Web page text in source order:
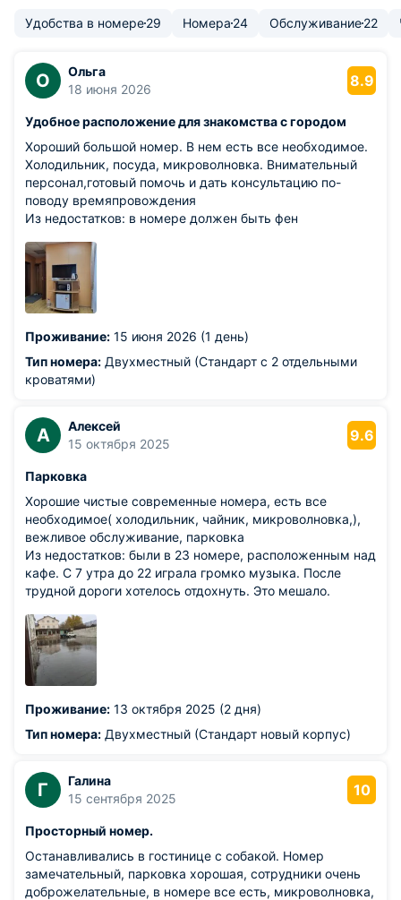
Удобства в номере29 Номера 24 Обслуживание22
О
Ольга
18 июня 2026
8.9
Удобное расположение для знакомства с городом
Хороший большой номер. В нем есть все необходимое.
Холодильник, посуда, микроволновка. Внимательный
персонал,готовый помочь и дать консультацию по-
поводу времяпровождения
Из недостатков: в номере должен быть фен
Проживание: 15 июня 2026 (1 день)
Тип номера: Двухместный (Стандарт с 2 отдельными
кроватями)
А
Алексей
15 октября 2025
9.6
Парковка
Хорошие чистые современные номера, есть все
необходимое( холодильник, чайник, микроволновка,),
вежливое обслуживание, парковка
Из недостатков: были в 23 номере, расположенным над
кафе. С 7 утра до 22 играла громко музыка. После
трудной дороги хотелось отдохнуть. Это мешало.
Проживание: 13 октября 2025 (2 дня)
Тип номера: Двухместный (Стандарт новый корпус)
Г
Галина
15 сентября 2025
10
Просторный номер.
Останавливались в гостинице с собакой. Номер
замечательный, парковка хорошая, сотрудники очень
доброжелательные, в номере все есть, микроволновка,